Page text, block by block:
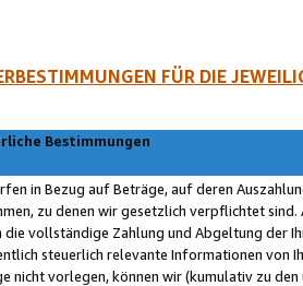
FÜR DIE
Bestimmungen
in Bezug auf Beträge, auf deren
zu denen wir gesetzlich verpflichtet
die vollständige Zahlung und Abgeltung der
steuerlich relevante Informationen von
nicht vorlegen, können wir (kumulativ zu